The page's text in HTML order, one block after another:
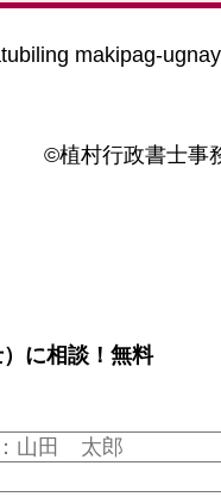
makipag-
©植村行政書士
に相談！無料